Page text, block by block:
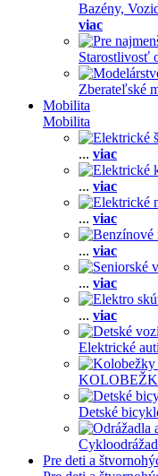
Bazény,
viac
Starostlivosť
Zberateľské
Mobilita
Mobilita
... viac
... viac
... viac
... viac
... viac
... viac
Elektrické
Detské
Pre deti a